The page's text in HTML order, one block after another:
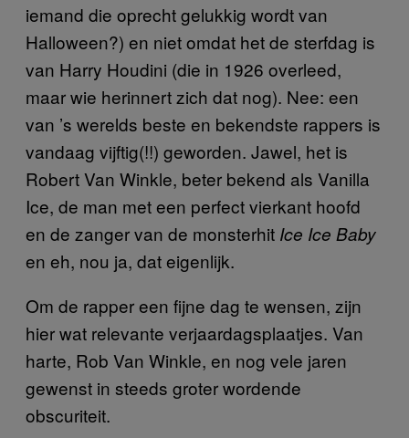
iemand die oprecht gelukkig wordt van
Halloween?) en niet omdat het de sterfdag is
van Harry Houdini (die in 1926 overleed,
maar wie herinnert zich dat nog). Nee: een
van ’s werelds beste en bekendste rappers is
vandaag vijftig(!!) geworden. Jawel, het is
Robert Van Winkle, beter bekend als Vanilla
Ice, de man met een perfect vierkant hoofd
en de zanger van de monsterhit Ice Ice Baby
en eh, nou ja, dat eigenlijk.
Om de rapper een fijne dag te wensen, zijn
hier wat relevante verjaardagsplaatjes. Van
harte, Rob Van Winkle, en nog vele jaren
gewenst in steeds groter wordende
obscuriteit.